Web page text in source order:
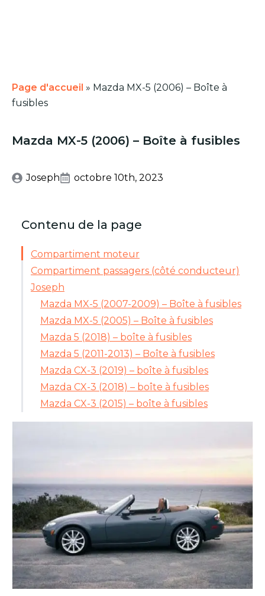
Page d'accueil » Mazda MX-5 (2006) – Boîte à
fusibles
Mazda MX-5 (2006) – Boîte à fusibles
Joseph octobre 10th, 2023
Contenu de la page
Compartiment moteur
Compartiment passagers (côté conducteur)
Joseph
Mazda MX-5 (2007-2009) – Boîte à fusibles
Mazda MX-5 (2005) – Boîte à fusibles
Mazda 5 (2018) – boîte à fusibles
Mazda 5 (2011-2013) – Boîte à fusibles
Mazda CX-3 (2019) – boîte à fusibles
Mazda CX-3 (2018) – boîte à fusibles
Mazda CX-3 (2015) – boîte à fusibles